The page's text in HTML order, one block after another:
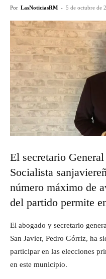
Por LasNoticiasRM - 5 de octubre de
El secretario
Socialista
número máximo de
del partido permite
El abogado y secretario
San Javier, Pedro Górriz, ha
participar en las elecciones
en este municipio.